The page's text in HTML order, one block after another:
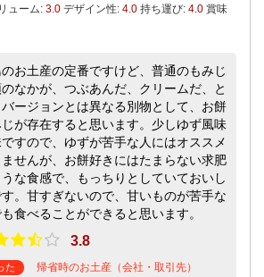
ューム: 3.0 デザイン性: 4.0 持ち運び: 4.0 賞味
お土産の定番ですけど、普通のもみじ
なかが、つぶあんだ、クリームだ、と
バージョンとは異なる別物として、お餅
じが存在すると思います。少しゆず風味
すので、ゆずが苦手な人にはオススメ
ませんが、お餅好きにはたまらない求肥
な食感で、もっちりとしていておいし
。甘すぎないので、甘いものが苦手な
食べることができると思います。
3.8
た 帰省時のお土産（会社・取引先）